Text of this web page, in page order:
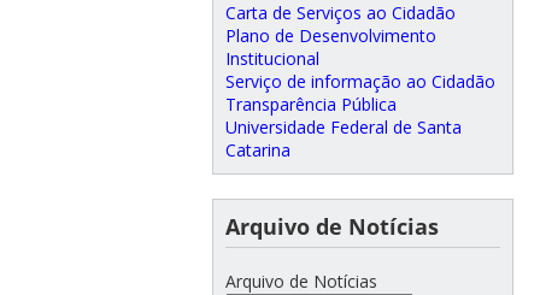
Carta de Serviços ao Cidadão
Plano de Desenvolvimento
Institucional
Serviço de informação ao Cidadão
Transparência Pública
Universidade Federal de Santa
Catarina
Arquivo de Notícias
Arquivo de Notícias